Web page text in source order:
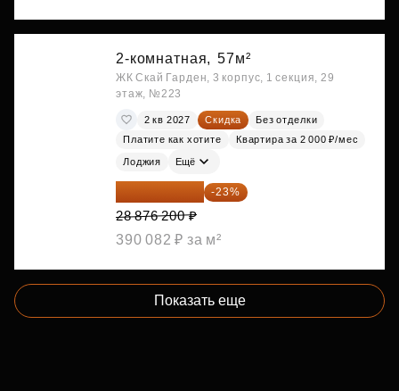
2-комнатная, 57м²
ЖК Скай Гарден, 3 корпус, 1 секция, 29
этаж, №223
2 кв 2027 Скидка
Без отделки
Платите как хотите
Квартира за 2 000 ₽/мес
Лоджия Ещё
22 234 674 ₽ -23%
28 876 200 ₽
390 082 ₽ за м²
Показать еще